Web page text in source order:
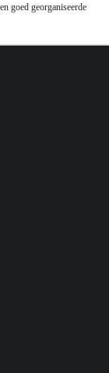
goed georganiseerde